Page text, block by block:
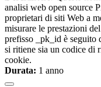
analisi web open source
proprietari di siti Web a
misurare le prestazioni
prefisso _pk_id è seguito
si ritiene sia un codice di
cookie.
Durata: 1 anno